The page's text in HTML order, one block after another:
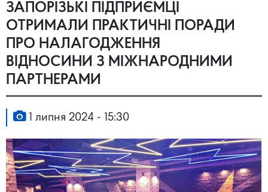
ЗАПОРІЗЬКІ ПІДПРИЄМЦІ
ОТРИМАЛИ ПРАКТИЧНІ ПОРАДИ
ПРО НАЛАГОДЖЕННЯ
ВІДНОСИНИ З МІЖНАРОДНИМИ
ПАРТНЕРАМИ
1 липня 2024 - 15:30